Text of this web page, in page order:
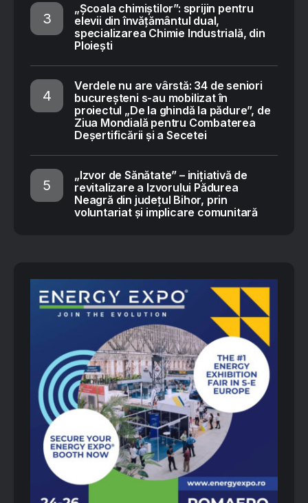
„Școala chimiștilor”: sprijin pentru
elevii din învățământul dual,
specializarea Chimie Industrială, din
Ploiești
Verdele nu are vârstă: 34 de seniori
bucureșteni s-au mobilizat în
proiectul „De la ghindă la pădure”, de
Ziua Mondială pentru Combaterea
Deșertificării și a Secetei
„Izvor de Sănătate” – inițiativă de
revitalizare a Izvorului Pădurea
Neagră din județul Bihor, prin
voluntariat și implicare comunitară